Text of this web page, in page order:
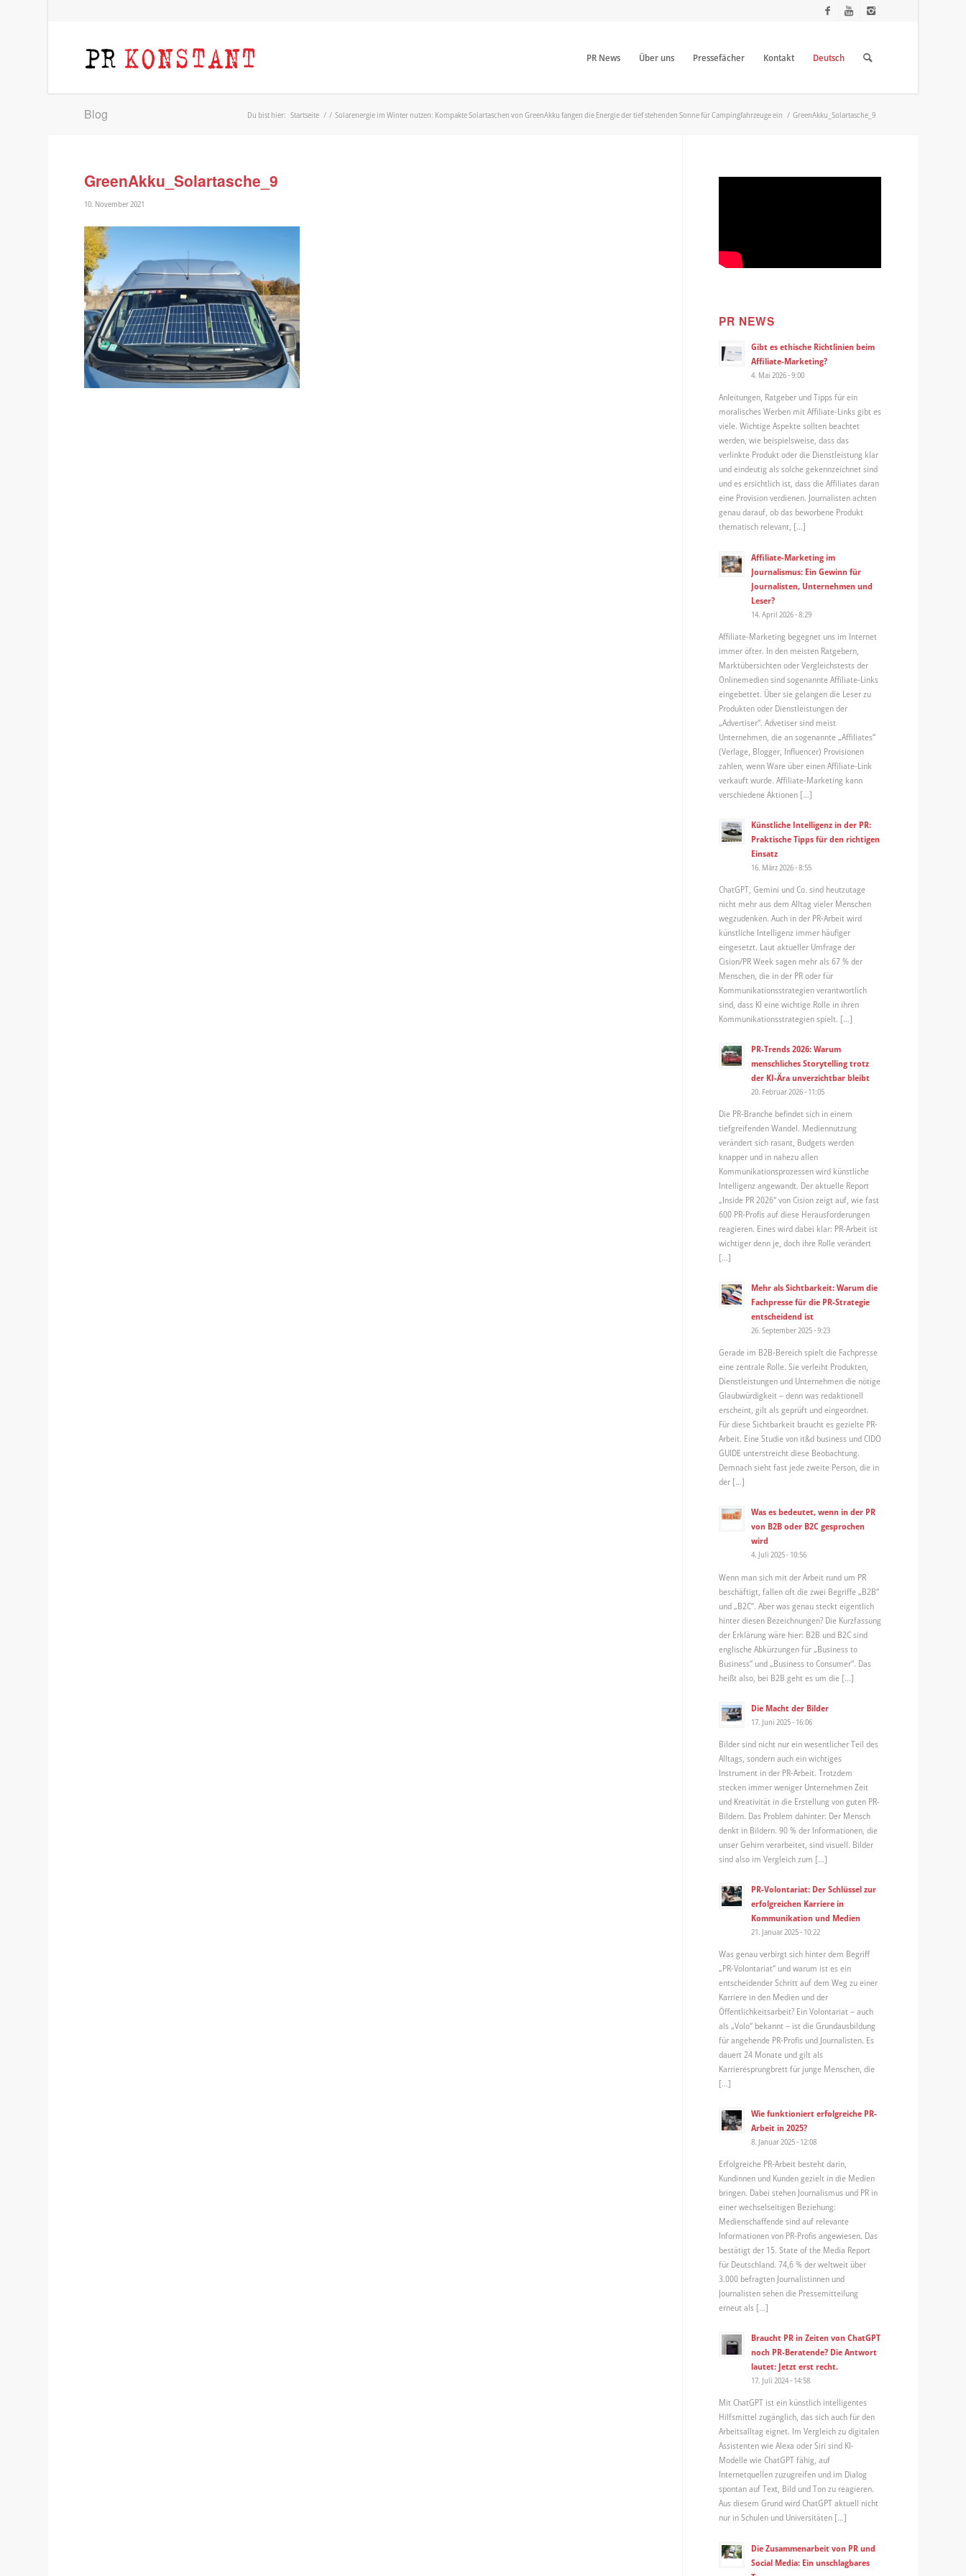
PR News Über uns Pressefächer Kontakt Deutsch
Blog Du bist hier: Startseite / / Solarenergie im Winter nutzen: Kompakte Solartaschen von GreenAkku fangen die Energie der tief stehenden Sonne für Campingfahrzeuge ein / GreenAkku_Solartasche_9
GreenAkku_Solartasche_9
10. November 2021
PR NEWS
Gibt es ethische Richtlinien beim
Affiliate-Marketing?
4. Mai 2026 - 9:00
Anleitungen, Ratgeber und Tipps für ein
moralisches Werben mit Affiliate-Links gibt es
viele. Wichtige Aspekte sollten beachtet
werden, wie beispielsweise, dass das
verlinkte Produkt oder die Dienstleistung klar
und eindeutig als solche gekennzeichnet sind
und es ersichtlich ist, dass die Affiliates daran
eine Provision verdienen. Journalisten achten
genau darauf, ob das beworbene Produkt
thematisch relevant, […]
Affiliate-Marketing im
Journalismus: Ein Gewinn für
Journalisten, Unternehmen und
Leser?
14. April 2026 - 8:29
Affiliate-Marketing begegnet uns im Internet
immer öfter. In den meisten Ratgebern,
Marktübersichten oder Vergleichstests der
Onlinemedien sind sogenannte Affiliate-Links
eingebettet. Über sie gelangen die Leser zu
Produkten oder Dienstleistungen der
„Advertiser“. Advetiser sind meist
Unternehmen, die an sogenannte „Affiliates“
(Verlage, Blogger, Influencer) Provisionen
zahlen, wenn Ware über einen Affiliate-Link
verkauft wurde. Affiliate-Marketing kann
verschiedene Aktionen […]
Künstliche Intelligenz in der PR:
Praktische Tipps für den richtigen
Einsatz
16. März 2026 - 8:55
ChatGPT, Gemini und Co. sind heutzutage
nicht mehr aus dem Alltag vieler Menschen
wegzudenken. Auch in der PR-Arbeit wird
künstliche Intelligenz immer häufiger
eingesetzt. Laut aktueller Umfrage der
Cision/PR Week sagen mehr als 67 % der
Menschen, die in der PR oder für
Kommunikationsstrategien verantwortlich
sind, dass KI eine wichtige Rolle in ihren
Kommunikationsstrategien spielt. […]
PR-Trends 2026: Warum
menschliches Storytelling trotz
der KI-Ära unverzichtbar bleibt
20. Februar 2026 - 11:05
Die PR-Branche befindet sich in einem
tiefgreifenden Wandel. Mediennutzung
verändert sich rasant, Budgets werden
knapper und in nahezu allen
Kommunikationsprozessen wird künstliche
Intelligenz angewandt. Der aktuelle Report
„Inside PR 2026“ von Cision zeigt auf, wie fast
600 PR-Profis auf diese Herausforderungen
reagieren. Eines wird dabei klar: PR-Arbeit ist
wichtiger denn je, doch ihre Rolle verändert
[…]
Mehr als Sichtbarkeit: Warum die
Fachpresse für die PR-Strategie
entscheidend ist
26. September 2025 - 9:23
Gerade im B2B-Bereich spielt die Fachpresse
eine zentrale Rolle. Sie verleiht Produkten,
Dienstleistungen und Unternehmen die nötige
Glaubwürdigkeit – denn was redaktionell
erscheint, gilt als geprüft und eingeordnet.
Für diese Sichtbarkeit braucht es gezielte PR-
Arbeit. Eine Studie von it&d business und CIDO
GUIDE unterstreicht diese Beobachtung.
Demnach sieht fast jede zweite Person, die in
der […]
Was es bedeutet, wenn in der PR
von B2B oder B2C gesprochen
wird
4. Juli 2025 - 10:56
Wenn man sich mit der Arbeit rund um PR
beschäftigt, fallen oft die zwei Begriffe „B2B“
und „B2C“. Aber was genau steckt eigentlich
hinter diesen Bezeichnungen? Die Kurzfassung
der Erklärung wäre hier: B2B und B2C sind
englische Abkürzungen für „Business to
Business“ und „Business to Consumer“. Das
heißt also, bei B2B geht es um die […]
Die Macht der Bilder
17. Juni 2025 - 16:06
Bilder sind nicht nur ein wesentlicher Teil des
Alltags, sondern auch ein wichtiges
Instrument in der PR-Arbeit. Trotzdem
stecken immer weniger Unternehmen Zeit
und Kreativität in die Erstellung von guten PR-
Bildern. Das Problem dahinter: Der Mensch
denkt in Bildern. 90 % der Informationen, die
unser Gehirn verarbeitet, sind visuell. Bilder
sind also im Vergleich zum […]
PR-Volontariat: Der Schlüssel zur
erfolgreichen Karriere in
Kommunikation und Medien
21. Januar 2025 - 10:22
Was genau verbirgt sich hinter dem Begriff
„PR-Volontariat“ und warum ist es ein
entscheidender Schritt auf dem Weg zu einer
Karriere in den Medien und der
Öffentlichkeitsarbeit? Ein Volontariat – auch
als „Volo“ bekannt – ist die Grundausbildung
für angehende PR-Profis und Journalisten. Es
dauert 24 Monate und gilt als
Karrieresprungbrett für junge Menschen, die
[…]
Wie funktioniert erfolgreiche PR-
Arbeit in 2025?
8. Januar 2025 - 12:08
Erfolgreiche PR-Arbeit besteht darin,
Kundinnen und Kunden gezielt in die Medien
bringen. Dabei stehen Journalismus und PR in
einer wechselseitigen Beziehung:
Medienschaffende sind auf relevante
Informationen von PR-Profis angewiesen. Das
bestätigt der 15. State of the Media Report
für Deutschland. 74,6 % der weltweit über
3.000 befragten Journalistinnen und
Journalisten sehen die Pressemitteilung
erneut als […]
Braucht PR in Zeiten von ChatGPT
noch PR-Beratende? Die Antwort
lautet: Jetzt erst recht.
17. Juli 2024 - 14:58
Mit ChatGPT ist ein künstlich intelligentes
Hilfsmittel zugänglich, das sich auch für den
Arbeitsalltag eignet. Im Vergleich zu digitalen
Assistenten wie Alexa oder Siri sind KI-
Modelle wie ChatGPT fähig, auf
Internetquellen zuzugreifen und im Dialog
spontan auf Text, Bild und Ton zu reagieren.
Aus diesem Grund wird ChatGPT aktuell nicht
nur in Schulen und Universitäten […]
Die Zusammenarbeit von PR und
Social Media: Ein unschlagbares